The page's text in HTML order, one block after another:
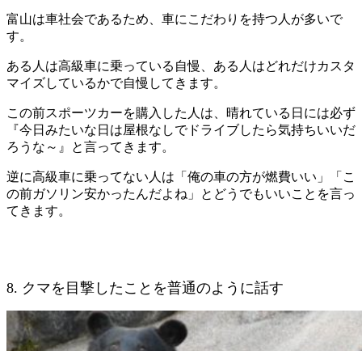
富山は車社会であるため、車にこだわりを持つ人が多いで
す。
ある人は高級車に乗っている自慢、ある人はどれだけカスタ
マイズしているかで自慢してきます。
この前スポーツカーを購入した人は、晴れている日には必ず
『今日みたいな日は屋根なしでドライブしたら気持ちいいだ
ろうな～』と言ってきます。
逆に高級車に乗ってない人は「俺の車の方が燃費いい」「こ
の前ガソリン安かったんだよね」とどうでもいいことを言っ
てきます。
8. クマを目撃したことを普通のように話す